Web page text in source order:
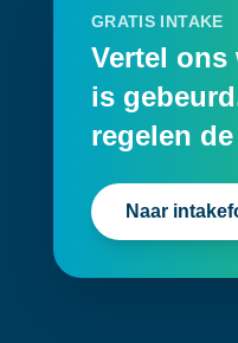
GRATIS INTAKE
Vertel ons
is
regelen
Naar